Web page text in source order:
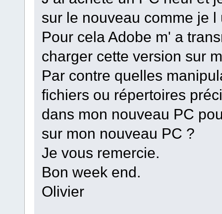
sur le nouveau comme je
Pour cela Adobe m' a
charger cette version sur
Par contre quelles
fichiers ou répertoires
dans mon nouveau PC
sur mon nouveau PC ?
Je vous remercie.
Bon week end.
Olivier